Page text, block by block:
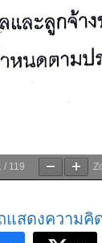
/ 119
สดงความคิด